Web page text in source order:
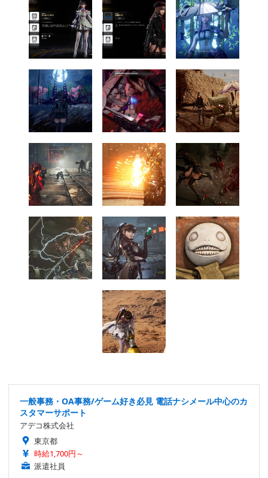
一般事務・OA事務/ゲーム好き必見 電話ナシメール中心のカ
スタマーサポート
アデコ株式会社
東京都
時給1,700円～
派遣社員